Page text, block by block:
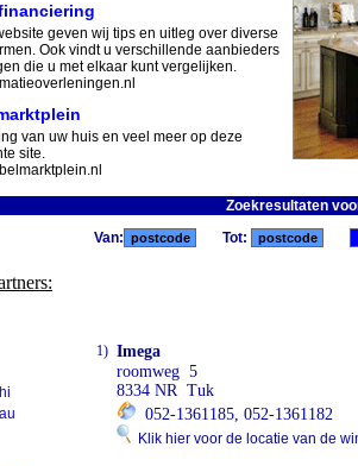
geven wij tips en uitleg over diverse
Ook vindt u verschillende aanbieders
die u met elkaar kunt vergelijken.
van uw huis en veel meer op deze
site.
Zoekresultaten
Van: Tot:
1) Imega
roomweg 5
8334 NR Tuk
052-1361185, 052-1361182
Klik hier voor de locatie van de